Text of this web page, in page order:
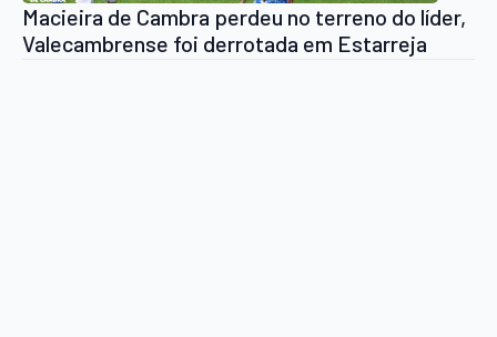
Macieira de Cambra perdeu no terreno do líder,
Valecambrense foi derrotada em Estarreja